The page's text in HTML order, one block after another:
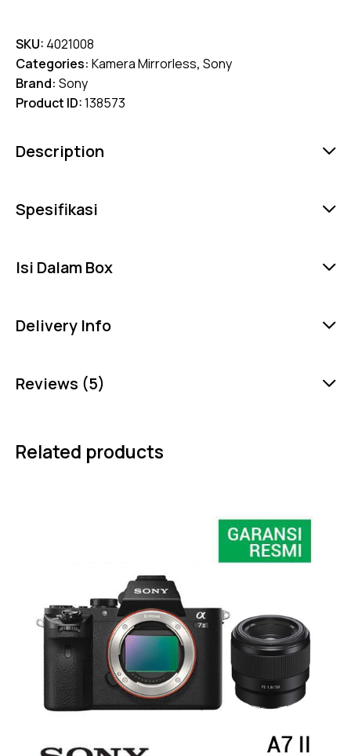
SKU: 4021008
Categories: Kamera Mirrorless, Sony
Brand: Sony
Product ID:138573
Description
Spesifikasi
Isi Dalam Box
Delivery Info
Reviews (5)
Related products